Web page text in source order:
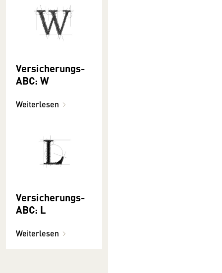
Versicherungs-
ABC: W
Weiterlesen
Versicherungs-
ABC: L
Weiterlesen